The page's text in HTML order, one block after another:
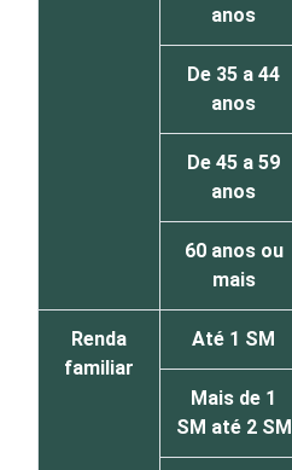
anos
De 35 a 44
anos
De 45 a 59
anos
60 anos ou
mais
Renda
familiar
Até 1 SM
Mais de 1
SM até 2 SM